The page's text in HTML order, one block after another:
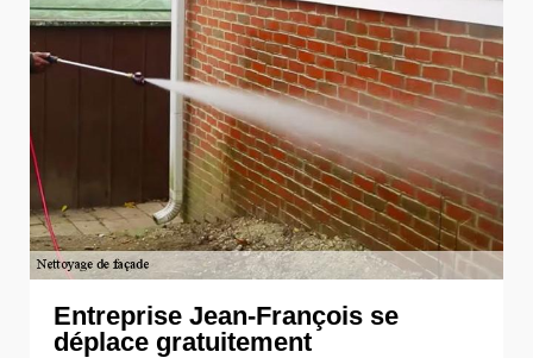
Entreprise Jean-François se
déplace gratuitement